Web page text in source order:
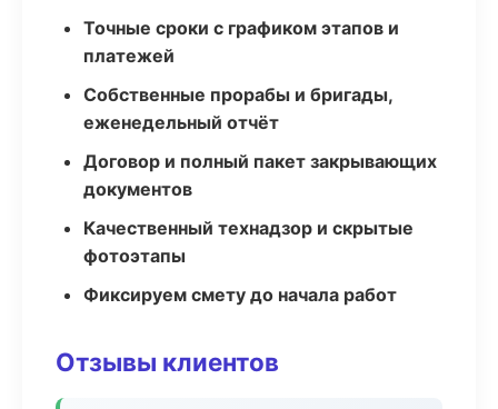
Точные сроки с графиком этапов и
платежей
Собственные прорабы и бригады,
еженедельный отчёт
Договор и полный пакет закрывающих
документов
Качественный технадзор и скрытые
фотоэтапы
Фиксируем смету до начала работ
Отзывы клиентов